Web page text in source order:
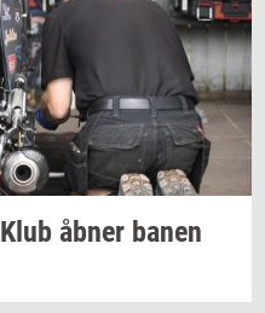
Klub åbner banen